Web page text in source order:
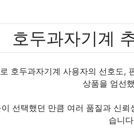
호두과자기계
호두과자기계 사용자의 선호도,
상품을 엄선
선택했던 만큼 여러 품질과 신
습니